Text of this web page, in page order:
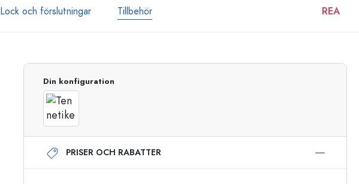
Lock och förslutningar Tillbehör REA
Airless dispenser
Roll on-flaskor
Burkar
Din konfiguration
PRISER OCH RABATTER